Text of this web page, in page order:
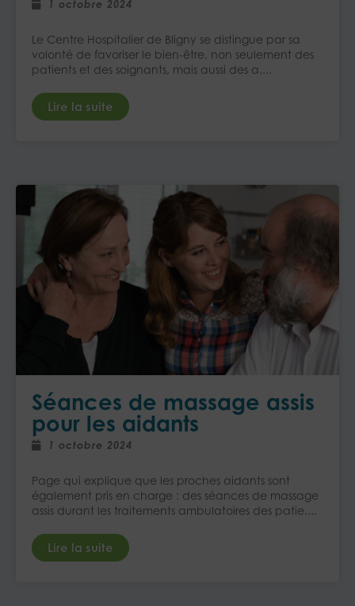
1 octobre 2024
Le Centre Hospitalier de Bligny se distingue par sa
volonté de favoriser le bien-être, non seulement des
patients et des soignants, mais aussi des a....
Lire la suite
Séances de massage assis
pour les aidants
1 octobre 2024
Page qui explique que les proches aidants sont
également pris en charge : des séances de massage
assis durant les traitements ambulatoires des patie....
Lire la suite